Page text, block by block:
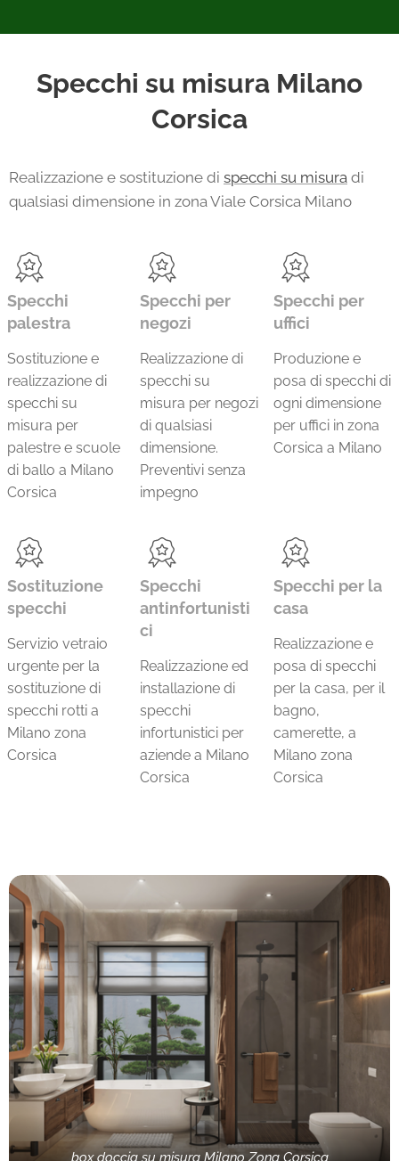
Specchi su misura Milano
Corsica
Realizzazione e sostituzione di specchi su misura di
qualsiasi dimensione in zona Viale Corsica Milano
Specchi
palestra
Sostituzione e
realizzazione di
specchi su
misura per
palestre e scuole
di ballo a Milano
Corsica
Specchi per
negozi
Realizzazione di
specchi su
misura per negozi
di qualsiasi
dimensione.
Preventivi senza
impegno
Specchi per
uffici
Produzione e
posa di specchi di
ogni dimensione
per uffici in zona
Corsica a Milano
Sostituzione
specchi
Servizio vetraio
urgente per la
sostituzione di
specchi rotti a
Milano zona
Corsica
Specchi
antinfortunisti
ci
Realizzazione ed
installazione di
specchi
infortunistici per
aziende a Milano
Corsica
Specchi per la
casa
Realizzazione e
posa di specchi
per la casa, per il
bagno,
camerette, a
Milano zona
Corsica
box doccia su misura Milano Zona Corsica